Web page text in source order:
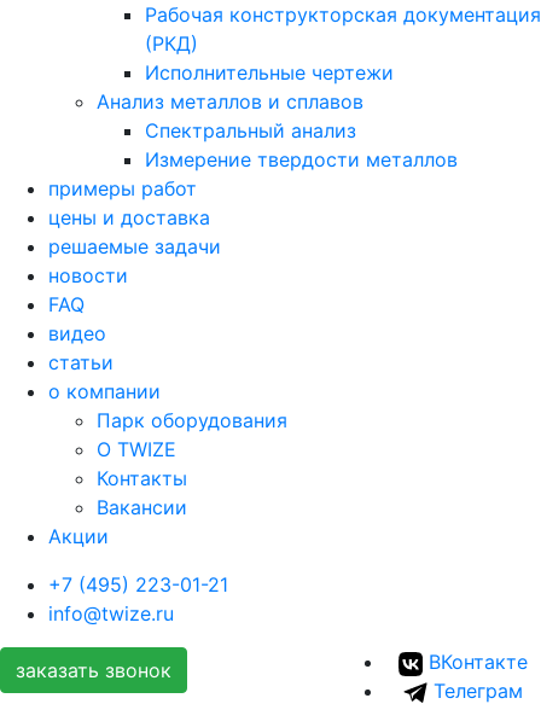
Рабочая конструкторская документация
(РКД)
Исполнительные чертежи
Анализ металлов и сплавов
Спектральный анализ
Измерение твердости металлов
примеры работ
цены и доставка
решаемые задачи
новости
FAQ
видео
статьи
о компании
Парк оборудования
О TWIZE
Контакты
Вакансии
Акции
+7 (495) 223-01-21
info@twize.ru
заказать звонок
ВКонтакте
Телеграм